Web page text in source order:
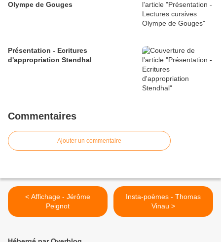
Olympe de Gouges
Présentation - Ecritures
d'appropriation Stendhal
Commentaires
Ajouter un commentaire
< Affichage - Jérôme
Peignot
Insta-poèmes - Thomas
Vinau >